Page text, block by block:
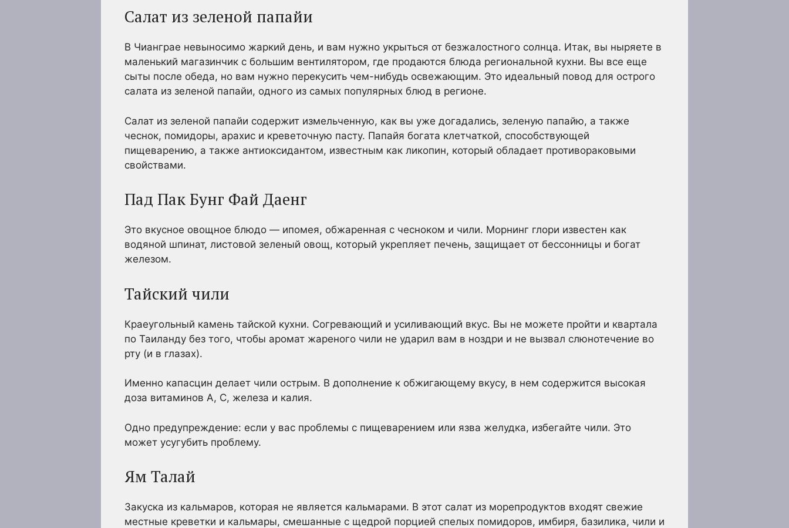
Салат из зеленой папайи
В Чианграе невыносимо жаркий день, и вам нужно укрыться от безжалостного солнца. Итак, вы ныряете в
маленький магазинчик с большим вентилятором, где продаются блюда региональной кухни. Вы все еще
сыты после обеда, но вам нужно перекусить чем-нибудь освежающим. Это идеальный повод для острого
салата из зеленой папайи, одного из самых популярных блюд в регионе.
Салат из зеленой папайи содержит измельченную, как вы уже догадались, зеленую папайю, а также
чеснок, помидоры, арахис и креветочную пасту. Папайя богата клетчаткой, способствующей
пищеварению, а также антиоксидантом, известным как ликопин, который обладает противораковыми
свойствами.
Пад Пак Бунг Фай Даенг
Это вкусное овощное блюдо — ипомея, обжаренная с чесноком и чили. Морнинг глори известен как
водяной шпинат, листовой зеленый овощ, который укрепляет печень, защищает от бессонницы и богат
железом.
Тайский чили
Краеугольный камень тайской кухни. Согревающий и усиливающий вкус. Вы не можете пройти и квартала
по Таиланду без того, чтобы аромат жареного чили не ударил вам в ноздри и не вызвал слюнотечение во
рту (и в глазах).
Именно капасцин делает чили острым. В дополнение к обжигающему вкусу, в нем содержится высокая
доза витаминов А, С, железа и калия.
Одно предупреждение: если у вас проблемы с пищеварением или язва желудка, избегайте чили. Это
может усугубить проблему.
Ям Талай
Закуска из кальмаров, которая не является кальмарами. В этот салат из морепродуктов входят свежие
местные креветки и кальмары, смешанные с щедрой порцией спелых помидоров, имбиря, базилика, чили и